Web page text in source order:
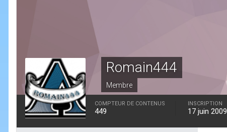
Romain444
Membre
COMPTEUR DE CONTENUS
449
INSCRIPTION
17 juin 2009